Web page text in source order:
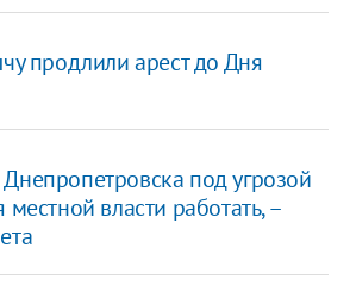
продлили арест до Дня
под угрозой
власти работать, –